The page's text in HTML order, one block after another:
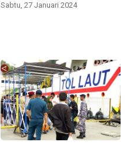
Sabtu, 27 Januari 2024